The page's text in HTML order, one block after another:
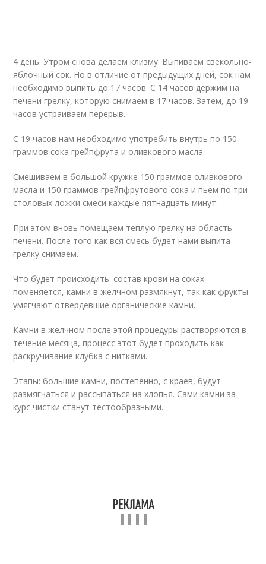
4 день. Утром снова делаем клизму. Выпиваем свекольно-
яблочный сок. Но в отличие от предыдущих дней, сок нам
необходимо выпить до 17 часов. С 14 часов держим на
печени грелку, которую снимаем в 17 часов. Затем, до 19
часов устраиваем перерыв.
С 19 часов нам необходимо употребить внутрь по 150
граммов сока грейпфрута и оливкового масла.
Смешиваем в большой кружке 150 граммов оливкового
масла и 150 граммов грейпфрутового сока и пьем по три
столовых ложки смеси каждые пятнадцать минут.
При этом вновь помещаем теплую грелку на область
печени. После того как вся смесь будет нами выпита —
грелку снимаем.
Что будет происходить: состав крови на соках
поменяется, камни в желчном размякнут, так как фрукты
умягчают отвердевшие органические камни.
Камни в желчном после этой процедуры растворяются в
течение месяца, процесс этот будет проходить как
раскручивание клубка с нитками.
Этапы: большие камни, постепенно, с краев, будут
размягчаться и рассыпаться на хлопья. Сами камни за
курс чистки станут тестообразными.